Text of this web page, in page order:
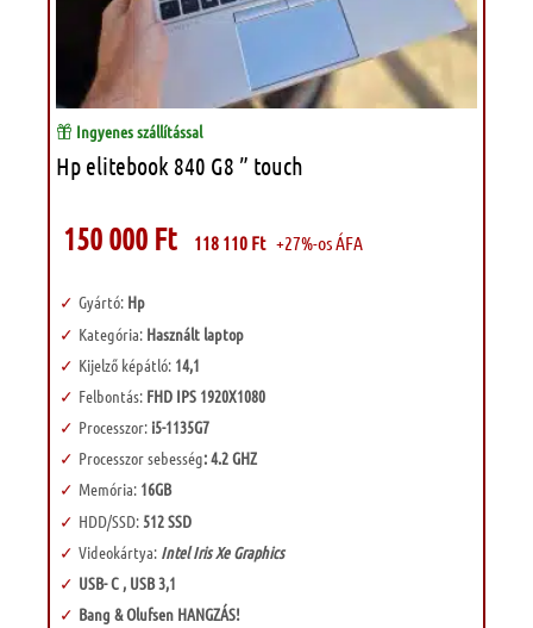
Ingyenes szállítással
Hp elitebook 840 G8 ” touch
150 000 Ft 118 110 Ft +27%-os ÁFA
Gyártó: Hp
Kategória: Használt laptop
Kijelző képátló: 14,1
Felbontás: FHD IPS 1920X1080
Processzor:i5-1135G7
Processzor sebesség: 4.2 GHZ
Memória:16GB
HDD/SSD:512 SSD
Videokártya: Intel Iris Xe Graphics
USB- C , USB 3,1
Bang & Olufsen HANGZÁS!